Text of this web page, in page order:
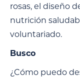
rosas, el diseño
nutrición
voluntariado.
Busco
¿Cómo puedo